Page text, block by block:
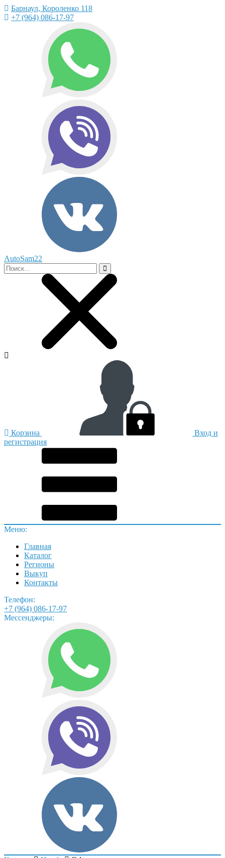
Барнаул, Короленко 118
+7 (964) 086-17-97
AutoSam22
Корзина
Вход и
регистрация
Меню:
Главная
Каталог
Регионы
Выкуп
Контакты
Телефон:
+7 (964) 086-17-97
Мессенджеры: